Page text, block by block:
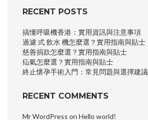
RECENT POSTS
搞懂呼吸機香港：實用資訊與注意事項
過濾 式 飲水 機怎麼選？實用指南與貼士
慈善捐款怎麼選？實用指南與貼士
疝氣怎麼選？實用指南與貼士
終止懷孕手術入門：常見問題與選擇建議
RECENT COMMENTS
Mr WordPress on Hello world!